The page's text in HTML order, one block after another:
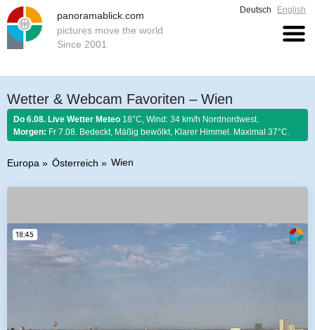
panoramablick.com
pictures move the world
Since 2001
Deutsch English
Wetter & Webcam Favoriten – Wien
Do 6.08. Live Wetter Meteo 18°C, Wind: 34 km/h Nordnordwest.
Morgen: Fr 7.08. Bedeckt, Mäßig bewölkt, Klarer Himmel. Maximal 37°C.
Europa Österreich Wien